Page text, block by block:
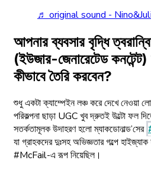
♬ original sound -
আপনার ব্যবসার বৃদ্ধি
(ইউজার-জেনারেটেড কনটেন্ট)
কীভাবে তৈরি করবেন?
শুধু একটা ক্যাম্পেইন লঞ্চ করে দেখে নেওয়া
পরিকল্পনা ছাড়া UGC খুব দ্রুতই উল্টো ফল
সতর্কতামূলক উদাহরণ হলো ম্যাকডোনাল্ড’সের
যা গ্রাহকদের দুঃসহ অভিজ্ঞতার গল্পে
#McFail-এ রূপ নিয়েছিল।